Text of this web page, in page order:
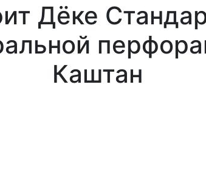
Дёке
Каштан